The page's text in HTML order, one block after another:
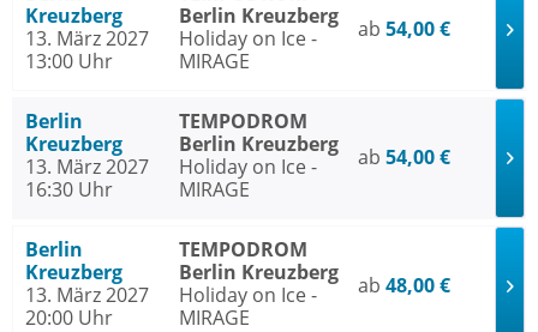
Kreuzberg
13. März 2027
13:00 Uhr
Berlin Kreuzberg
Holiday on Ice -
MIRAGE
ab 54,00 €
Berlin
Kreuzberg
13. März 2027
16:30 Uhr
TEMPODROM
Berlin Kreuzberg
Holiday on Ice -
MIRAGE
ab 54,00 €
Berlin
Kreuzberg
13. März 2027
20:00 Uhr
TEMPODROM
Berlin Kreuzberg
Holiday on Ice -
MIRAGE
ab 48,00 €